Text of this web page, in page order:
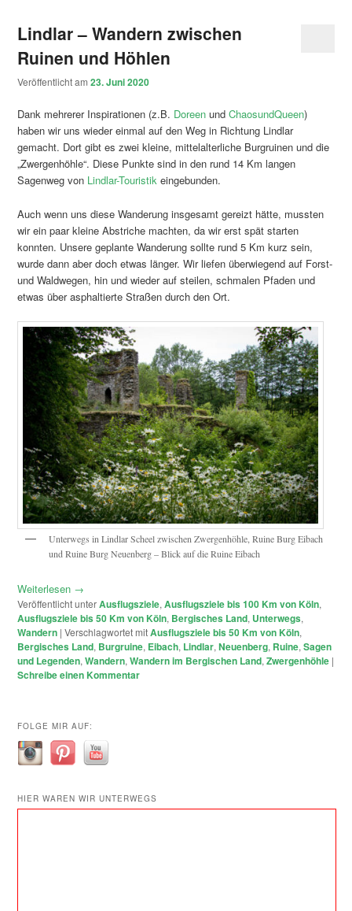
Lindlar – Wandern zwischen
Ruinen und Höhlen
Veröffentlicht am23. Juni 2020
Dank mehrerer Inspirationen (z.B. Doreen undChaosundQueen)
haben wir uns wieder einmal auf den Weg in Richtung Lindlar
gemacht. Dort gibt es zwei kleine, mittelalterliche Burgruinen und die
„Zwergenhöhle“. Diese Punkte sind in den rund 14 Km langen
Sagenweg von Lindlar-Touristik eingebunden.
Auch wenn uns diese Wanderung insgesamt gereizt hätte, mussten
wir ein paar kleine Abstriche machten, da wir erst spät starten
konnten. Unsere geplante Wanderung sollte rund 5 Km kurz sein,
wurde dann aber doch etwas länger. Wir liefen überwiegend auf Forst-
und Waldwegen, hin und wieder auf steilen, schmalen Pfaden und
etwas über asphaltierte Straßen durch den Ort.
Unterwegs in Lindlar Scheel zwischen Zwergenhöhle, Ruine Burg Eibach
und Ruine Burg Neuenberg – Blick auf die Ruine Eibach
Weiterlesen →
Veröffentlicht unterAusflugsziele,Ausflugsziele bis 100 Km von Köln,
Ausflugsziele bis 50 Km von Köln, Bergisches Land, Unterwegs,
Wandern |Verschlagwortet mitAusflugsziele bis 50 Km von Köln,
Bergisches Land, Burgruine, Eibach, Lindlar,Neuenberg, Ruine,Sagen
und Legenden,Wandern,Wandern im Bergischen Land,Zwergenhöhle |
Schreibe einen Kommentar
FOLGE MIR AUF:
HIER WAREN WIR UNTERWEGS